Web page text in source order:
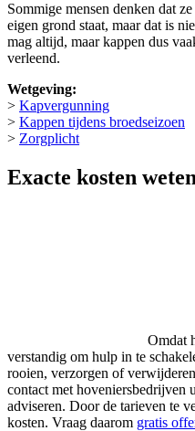
Sommige mensen denken dat
eigen grond staat, maar dat is
mag altijd, maar kappen dus
verleend.
Wetgeving:
> Kapvergunning
> Kappen tijdens broedseizoen
> Zorgplicht
Exacte kosten
Omdat
verstandig om hulp in te
rooien, verzorgen of
contact met
adviseren. Door de tarieven te
kosten. Vraag daarom gratis